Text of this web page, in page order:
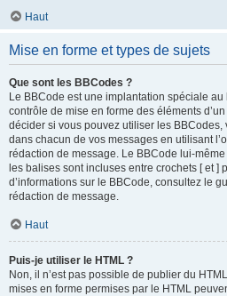
Haut
Mise en forme et types de sujets
Que sont les BBCodes ?
Le BBCode est une implantation spéciale
contrôle de mise en forme des éléments
décider si vous pouvez utiliser les
dans chacun de vos messages en utilisant
rédaction de message. Le BBCode lui-
les balises sont incluses entre crochets [ et ]
d’informations sur le BBCode, consultez le
rédaction de message.
Haut
Puis-je utiliser le HTML ?
Non, il n’est pas possible de publier du
mises en forme permises par le HTML